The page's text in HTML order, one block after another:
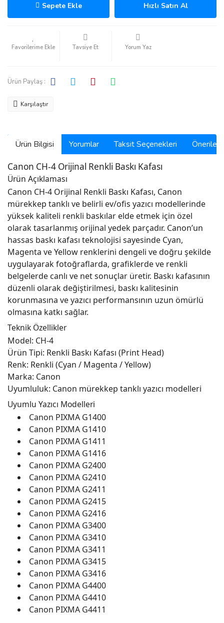
Sepete Ekle Hızlı Satın Al
Tavsiye Et Yorum Yaz
Ürün Paylaş :
Karşılaştır
Ürün Bilgisi Yorumlar Taksit Seçenekleri
Canon CH-4 Orijinal Renkli Baskı Kafası
Ürün Açıklaması
Canon CH-4 Orijinal Renkli Baskı Kafası, Canon
mürekkep tanklı ve belirli ev/ofis yazıcı modellerinde
yüksek kaliteli renkli baskılar elde etmek için özel
olarak tasarlanmış orijinal yedek parçadır. Canon’un
hassas baskı kafası teknolojisi sayesinde Cyan,
Magenta ve Yellow renklerini dengeli ve doğru şekilde
uygulayarak fotoğraflarda, grafiklerde ve renkli
belgelerde canlı ve net sonuçlar üretir. Baskı kafasının
düzenli olarak değiştirilmesi, baskı kalitesinin
korunmasına ve yazıcı performansının uzun ömürlü
olmasına katkı sağlar.
Teknik Özellikler
Model: CH-4
Ürün Tipi: Renkli Baskı Kafası (Print Head)
Renk: Renkli (Cyan / Magenta / Yellow)
Marka: Canon
Uyumluluk: Canon mürekkep tanklı yazıcı modelleri
Uyumlu Yazıcı Modelleri
Canon PIXMA G1400
Canon PIXMA G1410
Canon PIXMA G1411
Canon PIXMA G1416
Canon PIXMA G2400
Canon PIXMA G2410
Canon PIXMA G2411
Canon PIXMA G2415
Canon PIXMA G2416
Canon PIXMA G3400
Canon PIXMA G3410
Canon PIXMA G3411
Canon PIXMA G3415
Canon PIXMA G3416
Canon PIXMA G4400
Canon PIXMA G4410
Canon PIXMA G4411